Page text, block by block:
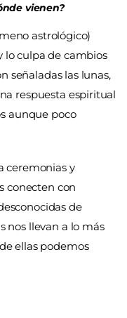
vienen?
astrológico)
lo culpa de cambios
señaladas las lunas,
respuesta espiritual
aunque poco
ceremonias y
conecten con
de
nos llevan a lo más
ellas podemos